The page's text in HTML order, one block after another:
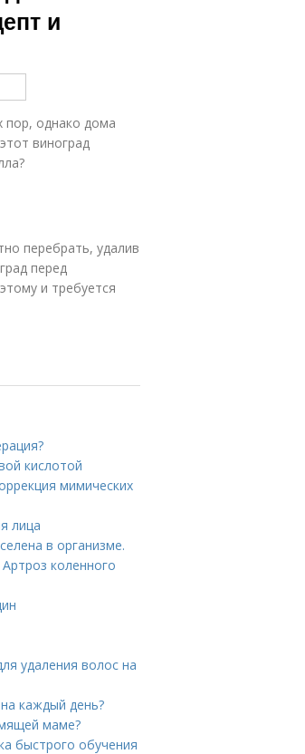
и
пор, однако дома
виноград
перебрать, удалив
перед
и требуется
кислотой
мимических
лица
в организме.
коленного
удаления волос на
каждый день?
маме?
быстрого обучения